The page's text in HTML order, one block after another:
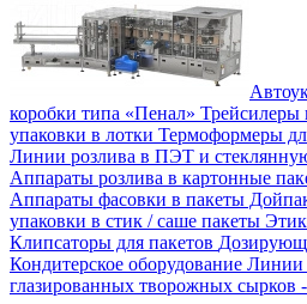
коробки типа «Пенал» Трейсилеры
упаковки в лотки Термоформеры
Линии розлива в ПЭТ и
Аппараты розлива в картонные
Аппараты фасовки в пакеты
упаковки в стик / саше пакеты
Клипсаторы для пакетов
Кондитерское оборудование Линии
глазированных творожных сырков